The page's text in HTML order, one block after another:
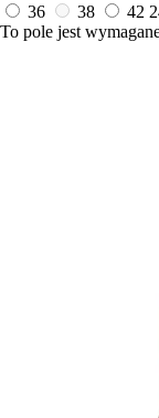
36
38 42
To pole jest